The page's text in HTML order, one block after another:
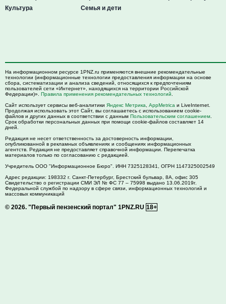
Культура
Семья и дети
На информационном ресурсе 1PNZ.ru применяются внешние рекомендательные
технологии (информационные технологии предоставления информации на основе
сбора, систематизации и анализа сведений, относящихся к предпочтениям
пользователей сети «Интернет», находящихся на территории Российской
Федерации)». Правила применения рекомендательных технологий
Сайт использует сервисы веб-аналитики Яндекс Метрика AppMetrica и LiveInternet.
Продолжая использовать этот Сайт, вы соглашаетесь с использованием cookie-
файлов и других данных в соответствии с данным Пользовательским соглашением
Срок обработки персональных данных при помощи cookie-файлов составляет 14
дней.
Редакция не несет ответственность за достоверность информации,
опубликованной в рекламных объявлениях и сообщениях информационных
агентств. Редакция не предоставляет справочной информации. Перепечатка
материалов только по согласованию с редакцией.
Учредитель ООО "Информационное Бюро". ИНН 7325128341, ОГРН 1147325002549
Адрес редакции: 198332 г. Санкт-Петербург, Брестский бульвар, 8А, офис 305
Свидетельство о регистрации СМИ ЭЛ № ФС 77 – 75998 выдано 13.06.2019г.
Федеральной службой по надзору в сфере связи, информационных технологий и
массовых коммуникаций
© 2026. "Первый пензенский портал" 1PNZ.RU 18+